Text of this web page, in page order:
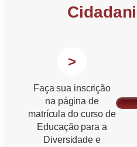
>
Faça sua inscrição
na página de
matrícula do curso de
Educação para a
Diversidade e